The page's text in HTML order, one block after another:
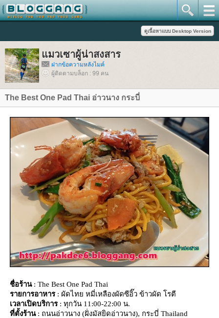
มวเซาผู้น่าสงสาร
ฝากข้อความหลังไมค์
ผู้ติดตามบล็อก : 99 คน
The Best One Pad Thai อ่าวนาง กระบี่
ชื่อร้าน: The Best One Pad Thai
รายการอาหาร: ผัดไทย หมี่เหลืองผัดซีอิ๊ว ข้าวผัด โรตี
เวลาเปิดบริการ: ทุกวัน 11:00-22:00 น.
ที่ตั้งร้าน: ถนนอ่าวนาง (ฝั่งมัสยิดอ่าวนาง), กระบี่ Thailand